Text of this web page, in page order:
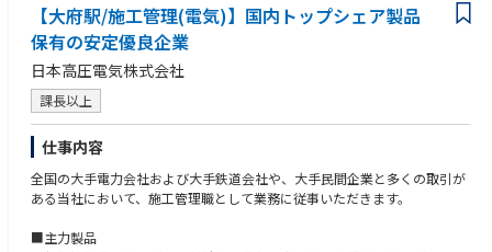
◎出張有：計装事業は常駐で現場に入ることが多く長期出張も発生しま
す。
民間案件と官公庁案件の割合は半々で、携わる建物はオフィスビルや工
場、商業施設など様々です。
■強み
1）全国規模のネットワーク：東テクグループは全国で92拠点によるサー
ビス網を構築しており、子会社を含め機器の新規購入・施工から完成後の
保守・メンテナンスまで総合的な対応力が東テクグループの最大の強みで
す。
2）多彩な顧客層：業務用空調機器のダイキン、空調制御機器アズビルを
はじめとする業界トップメーカーの設備代理店であり、多種多様な機材・
製品を提供しています。
【大府駅/施工管理(電気)】国内トップシェア製品
保有の安定優良企業
日本高圧電気株式会社
課長以上
仕事内容
全国の大手電力会社および大手鉄道会社や、大手民間企業と多くの取引が
ある当社において、施工管理職として業務に従事いただきます。
■主力製品